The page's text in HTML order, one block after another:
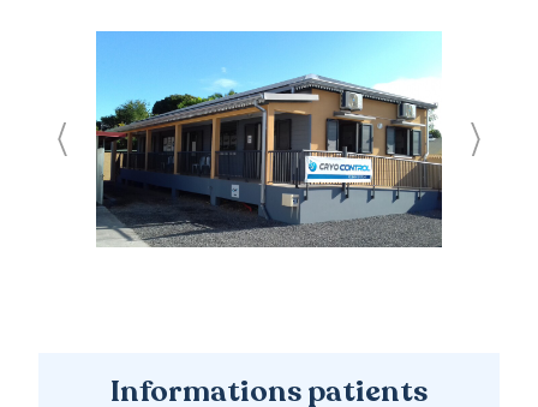
Informations patients